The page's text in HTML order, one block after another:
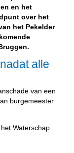
en het
over het
het Pekelder
alle
van een
burgemeester
Waterschap